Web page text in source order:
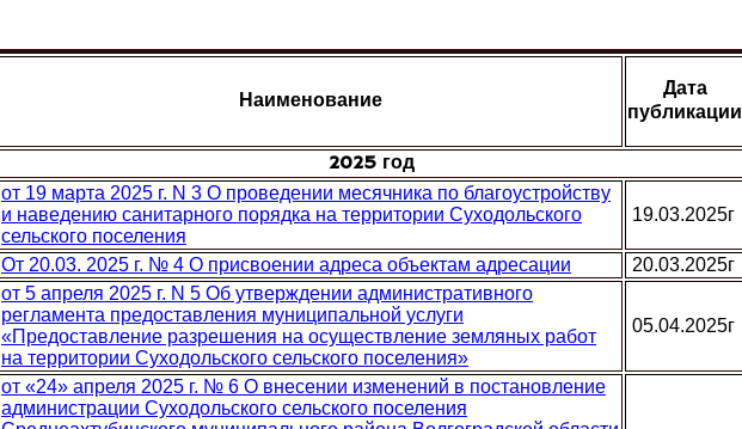
Наименование
Дата
публикации
2025 год
от 19 марта 2025 г. N 3 О проведении месячника по благоустройству
и наведению санитарного порядка на территории Суходольского
сельского поселения
19.03.2025г
От 20.03. 2025 г. № 4 О присвоении адреса объектам адресации
20.03.2025г
от 5 апреля 2025 г. N 5 Об утверждении административного
регламента предоставления муниципальной услуги
«Предоставление разрешения на осуществление земляных работ
на территории Суходольского сельского поселения»
05.04.2025г
от «24» апреля 2025 г. № 6 О внесении изменений в постановление
администрации Суходольского сельского поселения